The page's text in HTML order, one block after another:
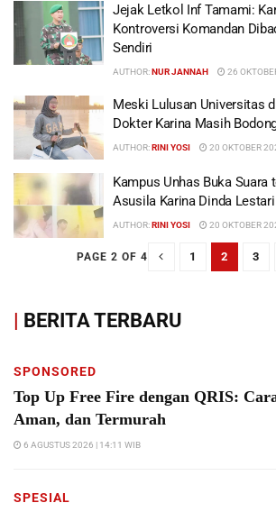
Jejak Letkol Inf Tamami:
Kontroversi Komandan
Sendiri
AUTHOR:NUR JANNAH 26
Meski Lulusan Universitas
Dokter Karina Masih
AUTHOR:RINI YOSI 20 OKTOBER
Kampus Unhas Buka Suara
Asusila Karina Dinda
AUTHOR:RINI YOSI 20 OKTOBER
PAGE 2 OF 4 1 2 3
| BERITA TERBARU
SPONSORED
Top Up Free Fire dengan QRIS:
Aman, dan Termurah
6 AGUSTUS 2026 | 14:11 WIB
SPESIAL